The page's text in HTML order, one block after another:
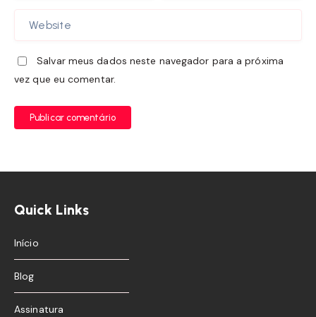
Salvar meus dados neste navegador para a próxima
vez que eu comentar.
Publicar comentário
Quick Links
Início
Blog
Assinatura